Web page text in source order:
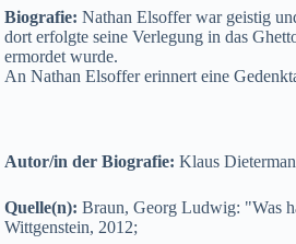
Biografie: Nathan Elsoffer war geistig
dort erfolgte seine Verlegung in das
ermordet wurde.
An Nathan Elsoffer erinnert eine
Autor/in der Biografie: Klaus
Quelle(n): Braun, Georg Ludwig: "Was
Wittgenstein, 2012;